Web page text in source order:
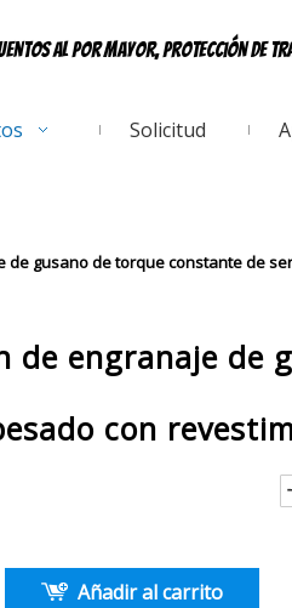
al por mayor, protección de
Solicitud
de gusano de torque constante de
de engranaje de
con
Añadir al carrito